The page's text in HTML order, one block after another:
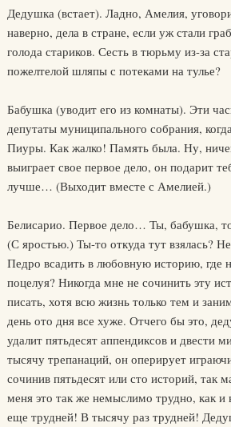
Дедушка (встает). Ладно, Амелия,
наверно, дела в стране, если уж стали
голода стариков. Сесть в тюрьму из-за
пожелтелой шляпы с потеками на тулье?
Бабушка (уводит его из комнаты). Эти
депутаты муниципального собрания,
Пиуры. Как жалко! Память была. Ну,
выиграет свое первое дело, он подарит
лучше… (Выходит вместе с Амелией.)
Белисарио. Первое дело… Ты, бабушка,
(С яростью.) Ты-то откуда тут взялась?
Педро всадить в любовную историю, где
поцелуя? Никогда мне не сочинить эту
писать, хотя всю жизнь только тем и
день ото дня все хуже. Отчего бы это,
удалит пятьдесят аппендиксов и двести
тысячу трепанаций, он оперирует
сочинив пятьдесят или сто историй, так
меня это так же немыслимо трудно, как и
еще трудней! В тысячу раз трудней!